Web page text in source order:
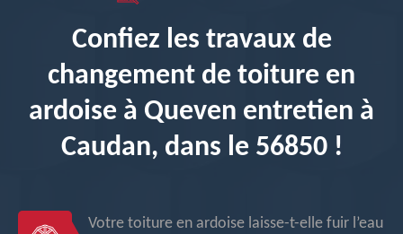
Confiez les travaux de
changement de toiture en
ardoise à Queven entretien à
Caudan, dans le 56850 !
Votre toiture en ardoise laisse-t-elle fuir l’eau